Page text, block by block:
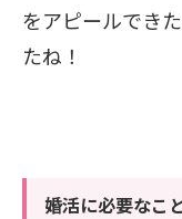
をアピールでき
たね！
婚活に必要なこ